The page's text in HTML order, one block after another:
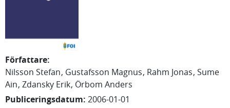
Författare:
Nilsson Stefan Gustafsson Magnus Rahm Jonas Sume
Ain Zdansky Erik Örbom Anders
Publiceringsdatum: 2006-01-01